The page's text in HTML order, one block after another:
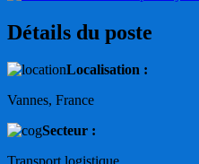
Détails du poste
Localisation :
Vannes, France
Secteur :